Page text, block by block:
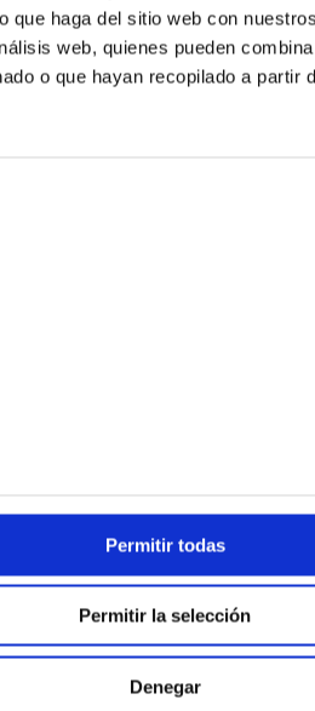
que haga del sitio web con
web, quienes pueden
o que hayan recopilado a partir
Permitir todas
Permitir la selección
Denegar
deseos
con brillantes en